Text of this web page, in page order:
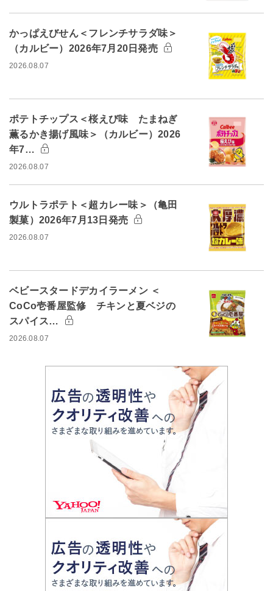
かっぱえびせん＜フレンチサラダ味＞
（カルビー）2026年7月20日発売
2026.08.07
ポテトチップス＜桜えび味 たまねぎ
薫るかき揚げ風味＞（カルビー）2026
年7…
2026.08.07
ウルトラポテト＜超カレー味＞（亀田
製菓）2026年7月13日発売
2026.08.07
ベビースタードデカイラーメン ＜
CoCo壱番屋監修 チキンと夏ベジの
スパイス…
2026.08.07